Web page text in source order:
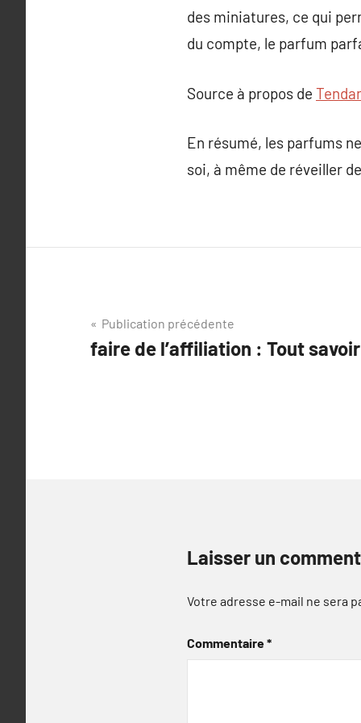
des miniatures, ce qui
du compte, le parfum
Source à propos de
En résumé, les parfums
soi, à même de réveiller
Navigation
de
Publication précédente
faire de l’affiliation : Tout savoir
Laisser un
Votre adresse e-mail ne sera
Commentaire*